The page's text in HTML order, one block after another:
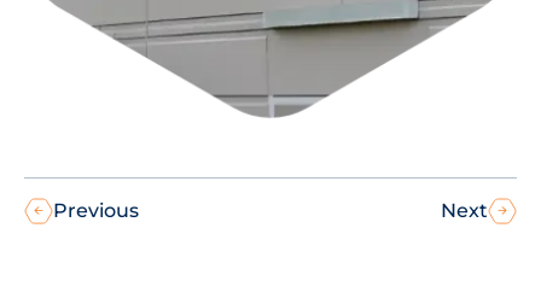
Previous Next